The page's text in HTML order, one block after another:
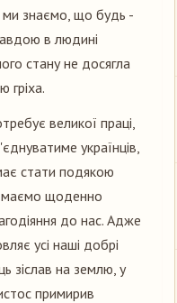
ми знаємо, що будь -
в людині
стану не досягла
гріха.
великої праці,
українців,
стати подякою
маємо щоденно
до нас. Адже
усі наші добрі
зіслав на землю, у
примирив